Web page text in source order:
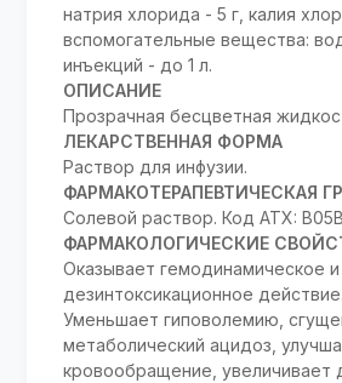
натрия хлорида - 5 г, калия
вспомогательные вещества:
инъекций - до 1 л.
ОПИСАНИЕ
Прозрачная бесцветная
ЛЕКАРСТВЕННАЯ ФОРМА
Раствор для инфузии.
ФАРМАКОТЕРАПЕВТИЧЕСКАЯ
Солевой раствор. Код ATX:
ФАРМАКОЛОГИЧЕСКИЕ
Оказывает гемодинамическое и
дезинтоксикационное действие.
Уменьшает гиповолемию,
метаболический ацидоз,
кровообращение, увеличивает